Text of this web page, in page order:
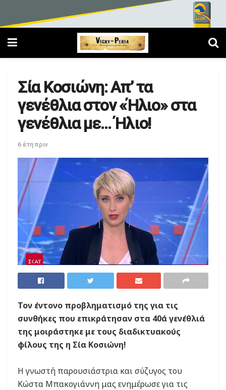
Σία Κοσιώνη: Απ’ τα
γενέθλια στον «Ήλιο» στα
γενέθλια με… Ήλιο!
6 έτη πριν
Τον έντονο προβληματισμό της για τις
συνθήκες που επικράτησαν στα 40ά γενέθλιά
της μοιράστηκε με τους διαδικτυακούς
φίλους της η Σία Κοσιώνη!
Η γνωστή παρουσιάστρια και σύζυγος του
Κώστα Μπακογιάννη μας ενημέρωσε για τις